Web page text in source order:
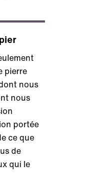
pierre
nous
nous
portée
ce que
de
qui le